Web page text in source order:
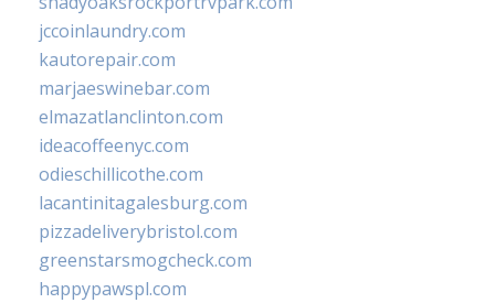
jccoinlaundry.com
kautorepair.com
marjaeswinebar.com
elmazatlanclinton.com
ideacoffeenyc.com
odieschillicothe.com
lacantinitagalesburg.com
pizzadeliverybristol.com
greenstarsmogcheck.com
happypawspl.com